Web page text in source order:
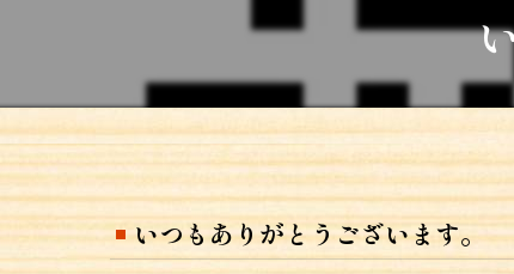
いつもありがとうございます。